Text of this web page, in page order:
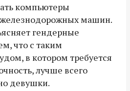
компьютеры
машин.
гендерные
что с таким
в котором требуется
лучше всего
девушки.